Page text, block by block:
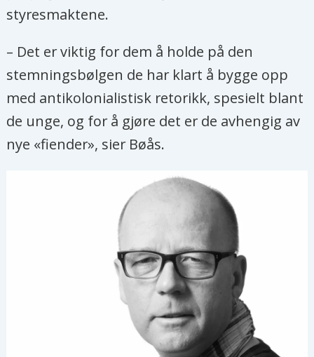
styresmaktene.
– Det er viktig for dem å holde på den
stemningsbølgen de har klart å bygge opp
med antikolonialistisk retorikk, spesielt blant
de unge, og for å gjøre det er de avhengig av
nye «fiender», sier Bøås.